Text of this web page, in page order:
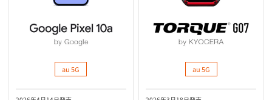
au 5G au 5G